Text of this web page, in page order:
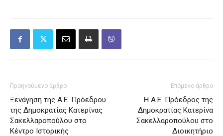
Προηγούμενο άρθρο
Ξενάγηση της Α.Ε. Πρόεδρου
της Δημοκρατίας Κατερίνας
Σακελλαροπούλου στο
Κέντρο Ιστορικής
Επόμενο άρθρο
Η Α.Ε. Πρόεδρος της
Δημοκρατίας Κατερίνα
Σακελλαροπούλου στο
Διοικητήριο